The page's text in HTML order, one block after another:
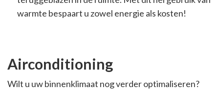
warmte bespaart u zowel energie als kosten!
Airconditioning
Wilt u uw binnenklimaat nog verder optimaliseren?